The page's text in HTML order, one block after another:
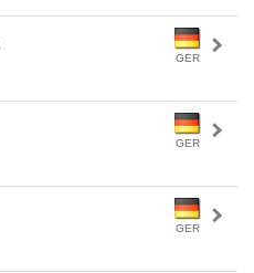
GER
GER
GER